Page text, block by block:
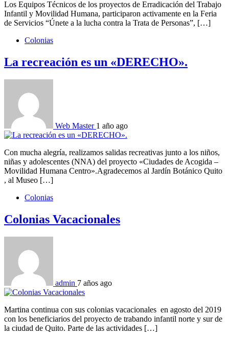
Los Equipos Técnicos de los proyectos de Erradicación del Trabajo
Infantil y Movilidad Humana, participaron activamente en la Feria
de Servicios “Únete a la lucha contra la Trata de Personas”, […]
Colonias
La recreación es un «DERECHO».
Web Master 1 año ago
Con mucha alegría, realizamos salidas recreativas junto a los niños,
niñas y adolescentes (NNA) del proyecto «Ciudades de Acogida –
Movilidad Humana Centro».Agradecemos al Jardín Botánico Quito
, al Museo […]
Colonias
Colonias Vacacionales
admin 7 años ago
Martina continua con sus colonias vacacionales en agosto del 2019
con los beneficiarios del proyecto de trabando infantil norte y sur de
la ciudad de Quito. Parte de las actividades […]